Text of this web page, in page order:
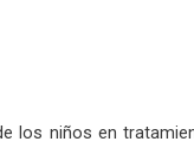
los niños en